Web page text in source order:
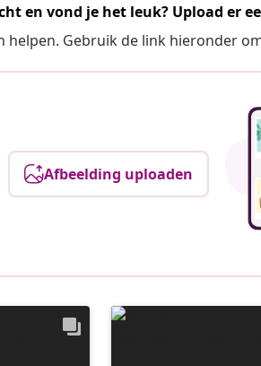
en vond je het leuk? Upload er
helpen. Gebruik de link hieronder
Afbeelding uploaden